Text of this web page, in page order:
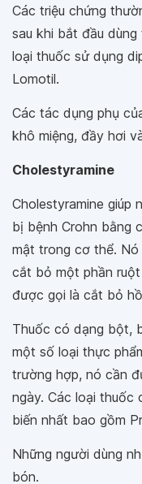
Các triệu chứng
sau khi bắt đầu
loại thuốc sử dụng
Lomotil.
Các tác dụng phụ
khô miệng, đầy hơi
Cholestyramine
Cholestyramine giúp
bị bệnh Crohn bằng
mật trong cơ thể.
cắt bỏ một phần
được gọi là cắt bỏ
Thuốc có dạng bột,
một số loại thực
trường hợp, nó cần
ngày. Các loại thuốc
biến nhất bao gồm
Những người dùng
bón.